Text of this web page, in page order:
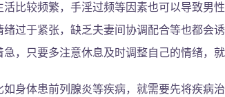
比较频繁，手淫过频等因素也可以导致男
过于紧张，缺乏夫妻间协调配合等也都会
，只要多注意休息及时调整自己的情绪，
身体患前列腺炎等疾病，就需要先将疾病